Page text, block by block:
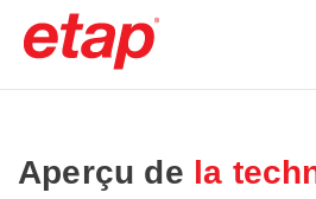
Aperçu de la